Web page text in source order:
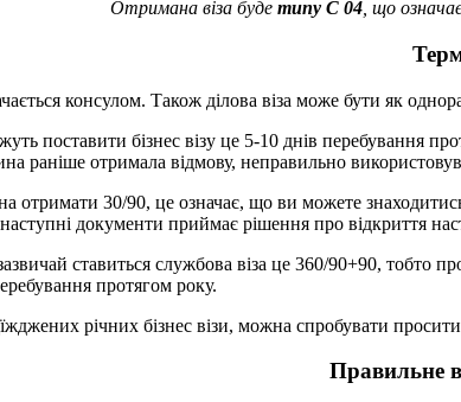
Отримана віза буде типу C 04, що
консулом. Також ділова віза може бути як
поставити бізнес візу це 5-10 днів перебування
раніше отримала відмову, неправильно
отримати 30/90, це означає, що ви можете
документи приймає рішення про відкриття
ставиться службова віза це 360/90+90, тобто
протягом року.
річних бізнес візи, можна спробувати
Правильне